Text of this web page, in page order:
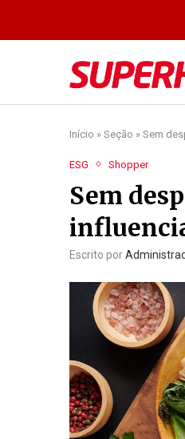
Início » Seção » Sem
ESG Shopper
Sem
Escrito por